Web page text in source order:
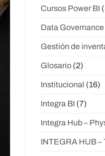
Cursos Power BI
Data Governance
Gestión de
Glosario (2)
Institucional (16)
Integra BI (7)
Integra Hub –
INTEGRA HUB –